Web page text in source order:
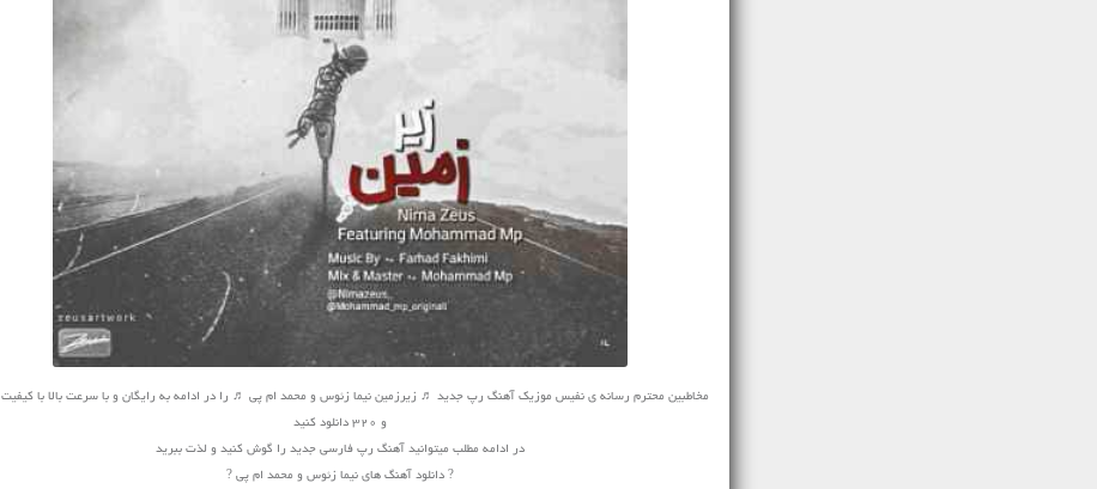
و 320 دانلود کنید
در ادامه مطلب میتوانید آهنگ رپ فارسی جدید را گوش کنید و لذت ببرید
? دانلود آهنگ های نیما زئوس و محمد ام پی ?